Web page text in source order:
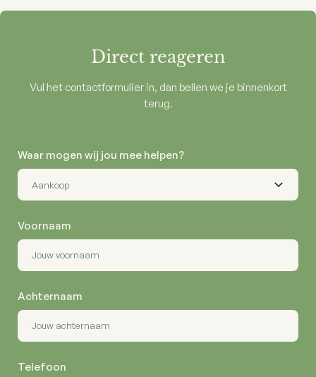
Direct reageren
Vul het contactformulier in, dan bellen we je binnenkort
terug.
Waar mogen wij jou mee helpen?
Voornaam
Achternaam
Telefoon